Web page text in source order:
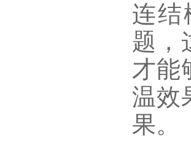
连结
题，
才能
温效
果。